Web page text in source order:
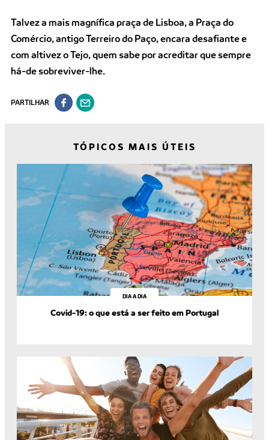
Talvez a mais magnífica praça de Lisboa, a Praça do
Comércio, antigo Terreiro do Paço, encara desafiante e
com altivez o Tejo, quem sabe por acreditar que sempre
há-de sobreviver-lhe.
PARTILHAR
TÓPICOS MAIS ÚTEIS
DIA A DIA
Covid-19: o que está a ser feito em Portugal